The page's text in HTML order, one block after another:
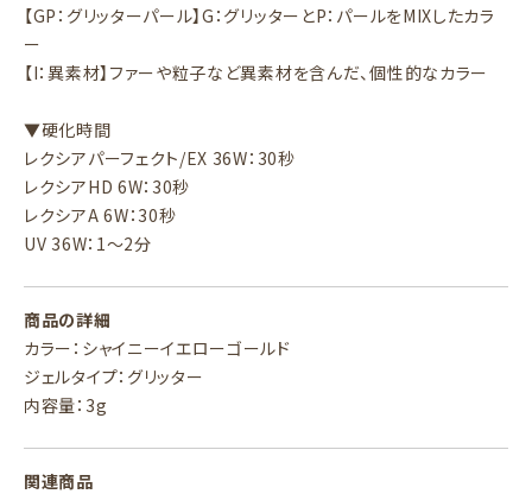
【GP：グリッターパール】G：グリッターとP：パールをMIXしたカラ
ー
【I：異素材】ファーや粒子など異素材を含んだ、個性的なカラー
▼硬化時間
レクシアパーフェクト/EX 36W：30秒
レクシアHD 6W：30秒
レクシアA 6W：30秒
UV 36W：1～2分
商品の詳細
カラー：シャイニーイエローゴールド
ジェルタイプ：グリッター
内容量：3g
関連商品